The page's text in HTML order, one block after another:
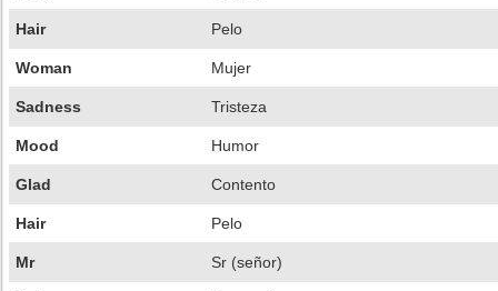
Hair Pelo
Woman Mujer
Sadness Tristeza
Mood Humor
Glad Contento
Hair Pelo
Mr Sr (señor)